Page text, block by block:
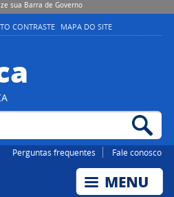
sua Barra de Governo
CONTRASTE MAPA DO SITE
Perguntas frequentes Fale conosco